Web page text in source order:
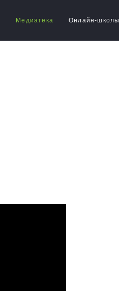
Медиатека Онлайн-школы